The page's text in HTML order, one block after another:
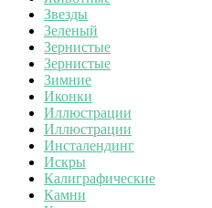
Звезды
Зеленый
Зернистые
Зернистые
Зимние
Иконки
Иллюстрации
Иллюстрации
Инсталендинг
Искры
Калиграфические
Камни